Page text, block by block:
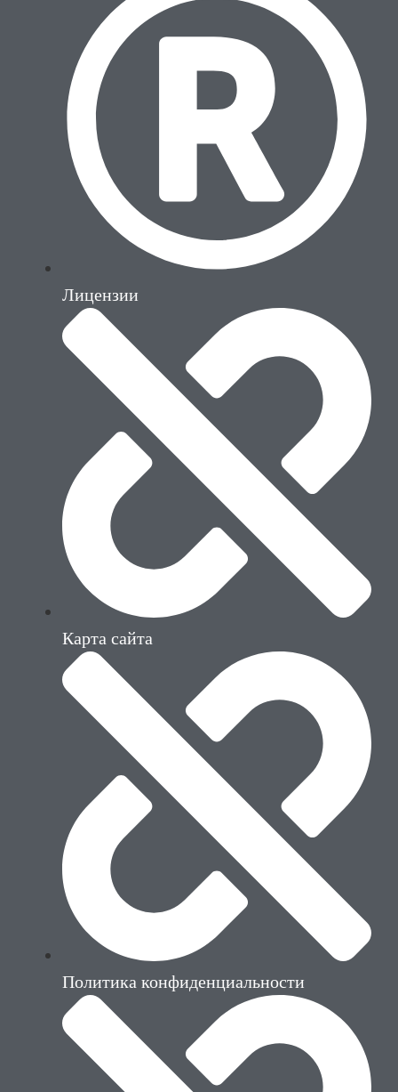
Лицензии
Карта сайта
Политика конфиденциальности